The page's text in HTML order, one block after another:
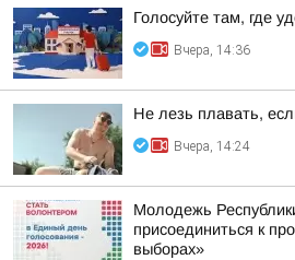
Голосуйте там, где
Вчера, 14:36
Не лезь плавать,
Вчера, 14:24
Молодежь
присоединиться к
выборах»